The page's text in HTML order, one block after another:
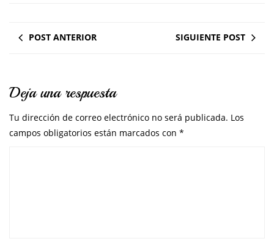
POST ANTERIOR SIGUIENTE POST
Deja una respuesta
Tu dirección de correo electrónico no será publicada. Los
campos obligatorios están marcados con *